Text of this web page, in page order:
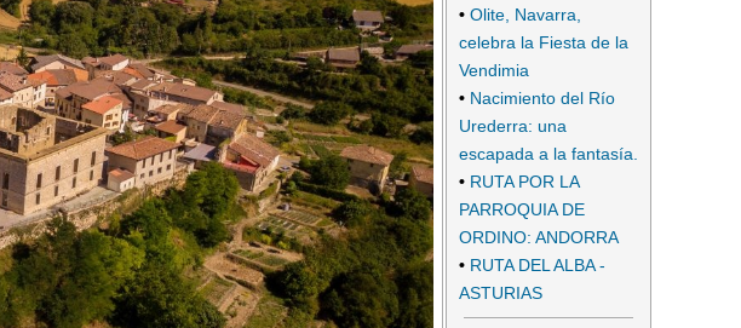
• Olite, Navarra,
celebra la Fiesta de la
Vendimia
• Nacimiento del Río
Urederra: una
escapada a la fantasía.
• RUTA POR LA
PARROQUIA DE
ORDINO: ANDORRA
• RUTA DEL ALBA -
ASTURIAS